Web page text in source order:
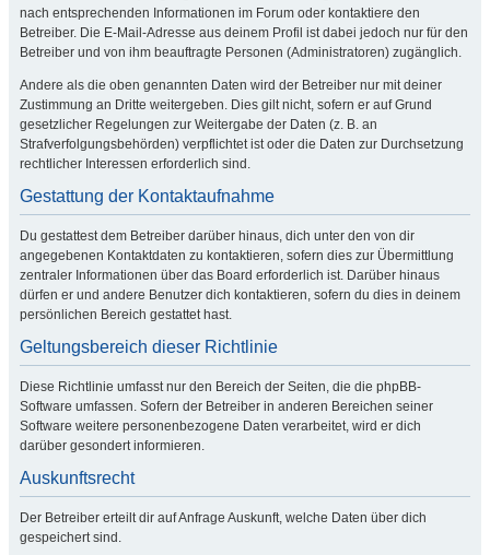
nach entsprechenden Informationen im Forum oder kontaktiere den
Betreiber. Die E-Mail-Adresse aus deinem Profil ist dabei jedoch nur für den
Betreiber und von ihm beauftragte Personen (Administratoren) zugänglich.
Andere als die oben genannten Daten wird der Betreiber nur mit deiner
Zustimmung an Dritte weitergeben. Dies gilt nicht, sofern er auf Grund
gesetzlicher Regelungen zur Weitergabe der Daten (z. B. an
Strafverfolgungsbehörden) verpflichtet ist oder die Daten zur Durchsetzung
rechtlicher Interessen erforderlich sind.
Gestattung der Kontaktaufnahme
Du gestattest dem Betreiber darüber hinaus, dich unter den von dir
angegebenen Kontaktdaten zu kontaktieren, sofern dies zur Übermittlung
zentraler Informationen über das Board erforderlich ist. Darüber hinaus
dürfen er und andere Benutzer dich kontaktieren, sofern du dies in deinem
persönlichen Bereich gestattet hast.
Geltungsbereich dieser Richtlinie
Diese Richtlinie umfasst nur den Bereich der Seiten, die die phpBB-
Software umfassen. Sofern der Betreiber in anderen Bereichen seiner
Software weitere personenbezogene Daten verarbeitet, wird er dich
darüber gesondert informieren.
Auskunftsrecht
Der Betreiber erteilt dir auf Anfrage Auskunft, welche Daten über dich
gespeichert sind.